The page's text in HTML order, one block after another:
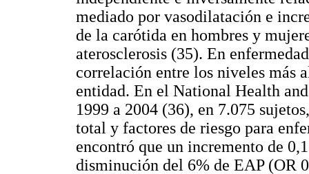
mediado por vasodilatación e
de la carótida en hombres y
aterosclerosis (35). En
correlación entre los niveles más
entidad. En el National Health
1999 a 2004 (36), en 7.075
total y factores de riesgo para
encontró que un incremento de
disminución del 6% de EAP (OR